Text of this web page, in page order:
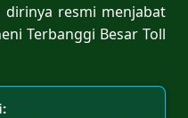
resmi menjabat
Terbanggi Besar Toll